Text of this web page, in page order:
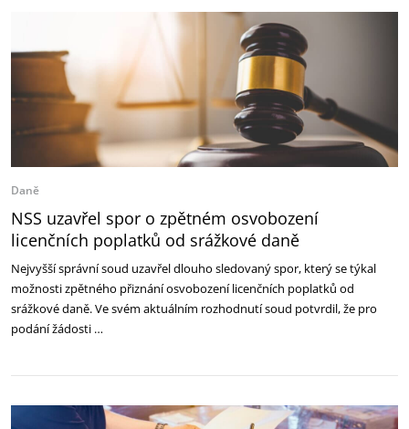
Daně
NSS uzavřel spor o zpětném osvobození
licenčních poplatků od srážkové daně
Nejvyšší správní soud uzavřel dlouho sledovaný spor, který se týkal
možnosti zpětného přiznání osvobození licenčních poplatků od
srážkové daně. Ve svém aktuálním rozhodnutí soud potvrdil, že pro
podání žádosti …